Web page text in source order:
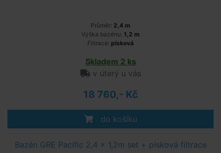
Průměr: 2,4 m
Výška bazénu: 1,2 m
Filtrace: písková
Skladem 2 ks
v úterý u vás
18 760,- Kč
do košíku
Bazén GRE Pacific 2,4 x 1,2m set + písková filtrace